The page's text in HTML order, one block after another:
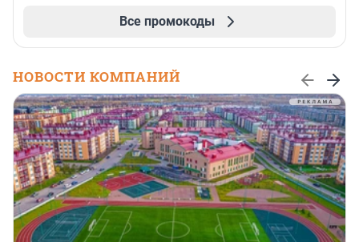
Все промокоды
НОВОСТИ КОМПАНИЙ